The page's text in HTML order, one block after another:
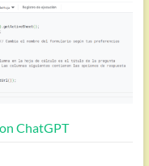
ChatGPT